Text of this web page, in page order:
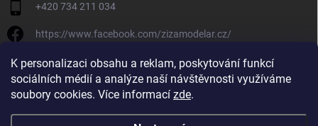
K personalizaci obsahu a reklam, poskytování funkcí
sociálních médií a analýze naší návštěvnosti využíváme
soubory cookies. Více informací zde.
+420 734 211 034
https://www.facebook.com/zizamodelar.cz/
/zizamodelar.cz/
+420 734 211 034